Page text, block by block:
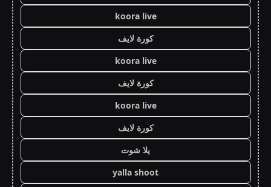
koora live
كورة لايف
koora live
كورة لايف
koora live
كورة لايف
يلا شوت
yalla shoot